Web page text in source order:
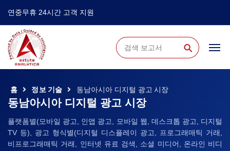
연중무휴 24시간 고객 지원
⚲
홈 정보 기술 동남아시아 디지털 광고 시장
동남아시아 디지털 광고 시장
플랫폼별(모바일 광고, 인앱 광고, 모바일 웹, 데스크톱 광고, 디지털
TV 등), 광고 형식별(디지털 디스플레이 광고, 프로그래매틱 거래,
비프로그래매틱 거래, 인터넷 유료 검색, 소셜 미디어, 온라인 비디